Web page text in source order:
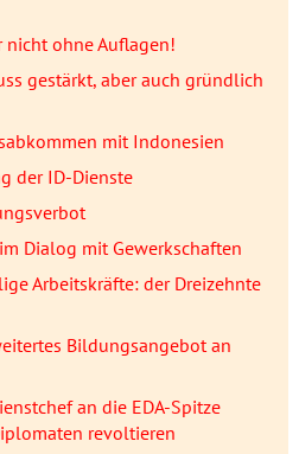
nicht ohne Auflagen!
gestärkt, aber auch gründlich
mit Indonesien
der ID-Dienste
Dialog mit Gewerkschaften
Arbeitskräfte: der Dreizehnte
Bildungsangebot an
an die EDA-Spitze
revoltieren